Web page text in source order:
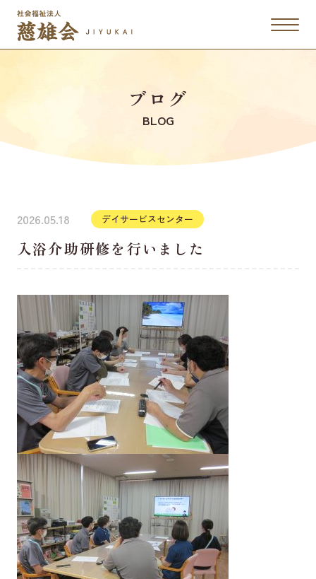
ブログ
BLOG
2026.05.18 デイサービスセンター
入浴介助研修を行いました